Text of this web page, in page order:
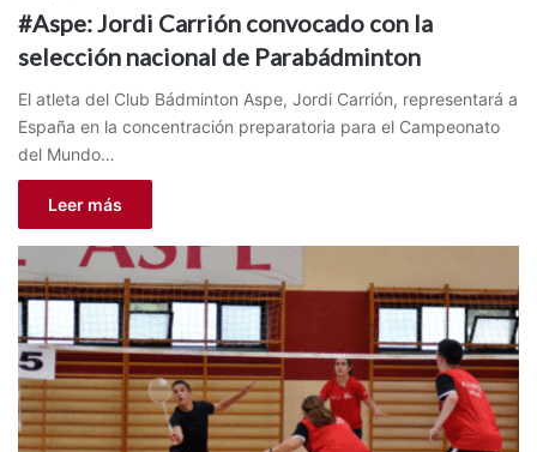
#Aspe: Jordi Carrión convocado con la
selección nacional de Parabádminton
El atleta del Club Bádminton Aspe, Jordi Carrión, representará a
España en la concentración preparatoria para el Campeonato
del Mundo…
Leer más